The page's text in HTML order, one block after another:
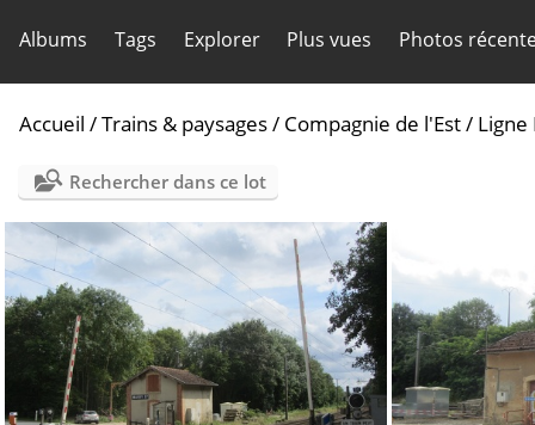
Albums Tags Explorer Plus vues Photos
Accueil /Trains & paysages/ Compagnie de l'Est/ Ligne
Rechercher dans ce lot